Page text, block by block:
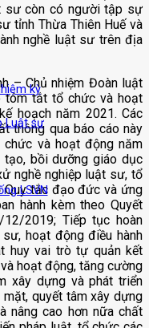
kỳ
Luật sư
LSVN
sư còn có người tập sự
tỉnh Thừa Thiên Huế và
nghề luật sư trên địa
– Chủ nhiệm Đoàn luật
tóm tắt tổ chức và hoạt
hoạch năm 2021. Các
thông qua báo cáo này
và hoạt động năm
tạo, bồi dưỡng giáo dục
nghề nghiệp luật sư, tổ
Quy tắc đạo đức và ứng
hành kèm theo Quyết
2019; Tiếp tục hoàn
hoạt động điều hành
huy vai trò tự quản kết
hoạt động, tăng cường
xây dựng và phát triển
quyết tâm xây dựng
nâng cao hơn nữa chất